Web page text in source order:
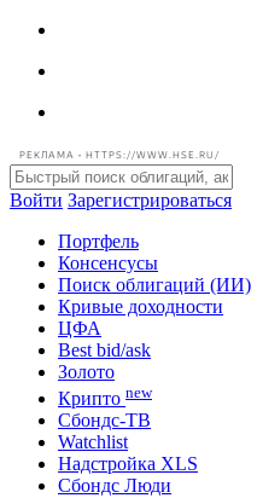
РЕКЛАМА • HTTPS://WWW.HSE.RU/
Войти Зарегистрироваться
Портфель
Консенсусы
Поиск облигаций (ИИ)
Кривые доходности
ЦФА
Best bid/ask
Золото
Крипто new
Сбондс-ТВ
Watchlist
Надстройка XLS
Сбондс Люди